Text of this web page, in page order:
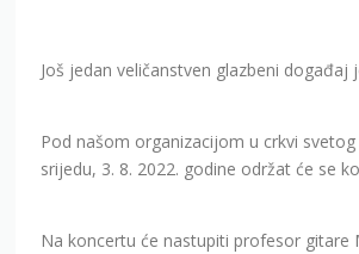
Još jedan veličanstven glazbeni događaj
Pod našom organizacijom u crkvi
srijedu, 3. 8. 2022. godine održat će se
Na koncertu će nastupiti profesor gitare